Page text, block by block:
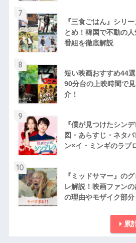
7
『三食ごはん』シリ
とめ！韓国で不動の
番組を徹底解説
8
短い映画おすすめ44
90分台の上映時間で
介！
9
『僕が見つけたシン
図・あらすじ・ネタ
ン×イ・ミンギのラブ
10
『ミッドサマー』の
レ解説！映画ファン
の理由やモザイク部
累